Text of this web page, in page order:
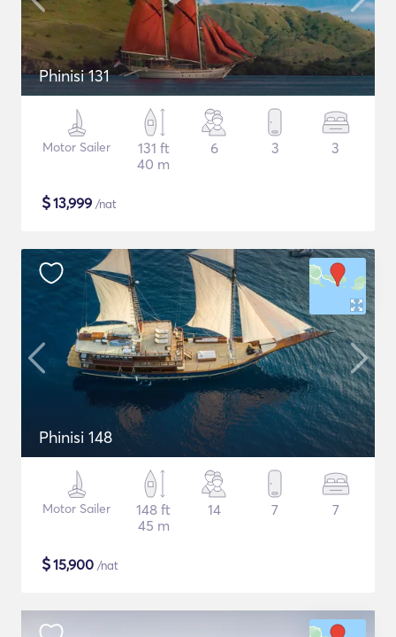
Phinisi 131
Motor Sailer
131 ft
40 m
6 3 3
$13,999 /nat
Phinisi 148
Motor Sailer
148 ft
45 m
14 7 7
$15,900 /nat